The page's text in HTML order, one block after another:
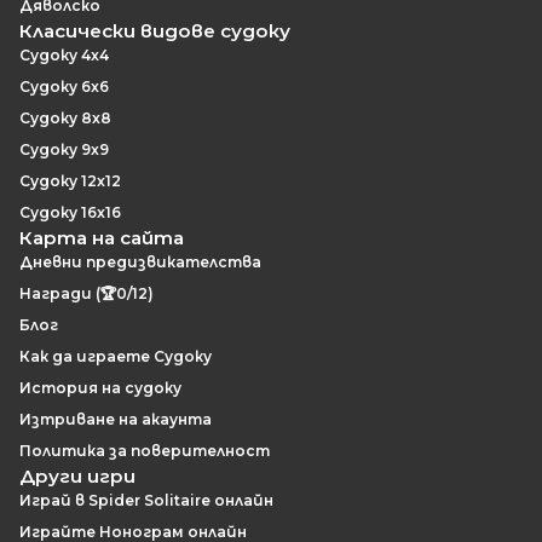
Дяволско
Класически видове судоку
Судоку 4x4
Судоку 6x6
Судоку 8x8
Судоку 9x9
Судоку 12x12
Судоку 16x16
Карта на сайта
Дневни предизвикателства
Награди (🏆0/12)
Блог
Как да играете Судоку
История на судоку
Изтриване на акаунта
Политика за поверителност
Други игри
Играй в Spider Solitaire онлайн
Играйте Нонограм онлайн